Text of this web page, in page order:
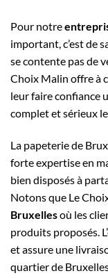
Pour notre
important, c’est de
se contente pas de
Choix Malin offre à
leur faire confiance
complet et sérieux
La papeterie de
forte expertise en
bien disposés à
Notons que Le
Bruxellesoù les
produits proposés.
et assure une
quartier de